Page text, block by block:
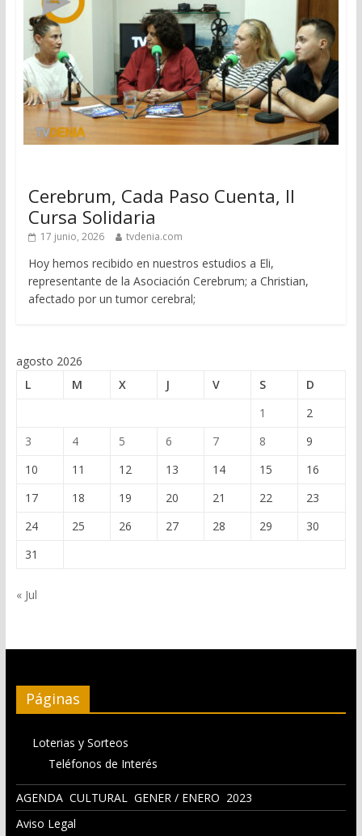
Cerebrum, Cada Paso Cuenta, II
Cursa Solidaria
17 junio, 2026 tvdenia.com
Hoy hemos recibido en nuestros estudios a Eli,
representante de la Asociación Cerebrum; a Christian,
afectado por un tumor cerebral;
agosto 2026
L
M X J V S
D
1
2
3
4 5 6 7 8
9
10
11 12 13 14 15
16
17
18 19 20 21 22
23
24
25 26 27 28 29
30
31
« Jul
Páginas
Loterias y Sorteos
Teléfonos de Interés
AGENDA CULTURAL GENER / ENERO 2023
Aviso Legal